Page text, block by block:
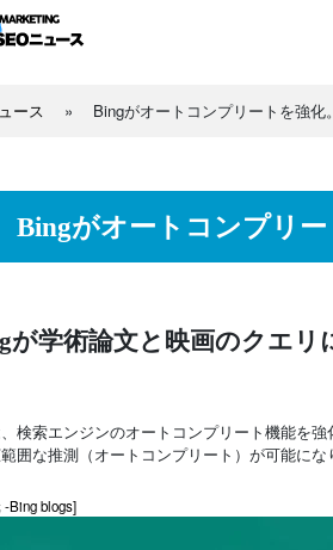
ース » Bingがオートコンプリートを強
Bingがオートコンプリ
が学術論文と映画のクエ
検索エンジンのオートコンプリート機能を
囲な推測（オートコンプリート）が可能にな
Bing blogs]